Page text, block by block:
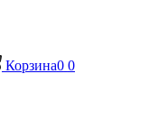
Корзина0 0